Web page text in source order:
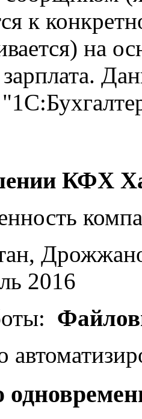
к
на
зарплата.
КФХ
2016